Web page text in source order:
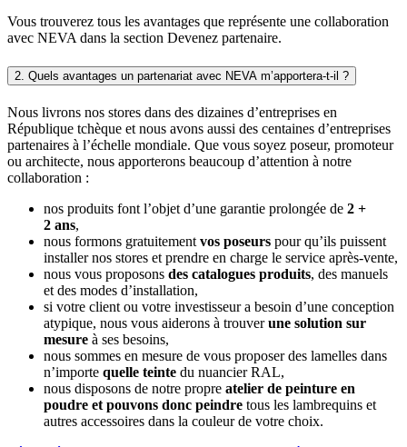
Vous trouverez tous les avantages que représente une collaboration
avec NEVA dans la section Devenez partenaire.
2. Quels avantages un partenariat avec NEVA m’apportera-t-il ?
Nous livrons nos stores dans des dizaines d’entreprises en
République tchèque et nous avons aussi des centaines d’entreprises
partenaires à l’échelle mondiale. Que vous soyez poseur, promoteur
ou architecte, nous apporterons beaucoup d’attention à notre
collaboration :
nos produits font l’objet d’une garantie prolongée de 2 +
2 ans,
nous formons gratuitement vos poseurs pour qu’ils puissent
installer nos stores et prendre en charge le service après-vente,
nous vous proposons des catalogues produits, des manuels
et des modes d’installation,
si votre client ou votre investisseur a besoin d’une conception
atypique, nous vous aiderons à trouverune solution sur
mesure à ses besoins,
nous sommes en mesure de vous proposer des lamelles dans
n’importe quelle teinte du nuancier RAL,
nous disposons de notre propre atelier de peinture en
poudre et pouvons donc peindre tous les lambrequins et
autres accessoires dans la couleur de votre choix.